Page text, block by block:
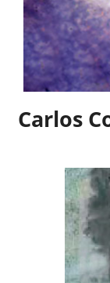
Carlos